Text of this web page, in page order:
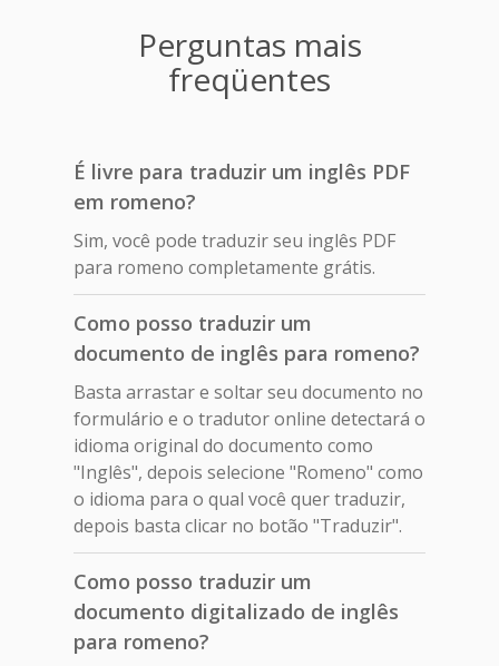
Perguntas mais
freqüentes
É livre para traduzir um inglês PDF
em romeno?
Sim, você pode traduzir seu inglês PDF
para romeno completamente grátis.
Como posso traduzir um
documento de inglês para romeno?
Basta arrastar e soltar seu documento no
formulário e o tradutor online detectará o
idioma original do documento como
"Inglês", depois selecione "Romeno" como
o idioma para o qual você quer traduzir,
depois basta clicar no botão "Traduzir".
Como posso traduzir um
documento digitalizado de inglês
para romeno?